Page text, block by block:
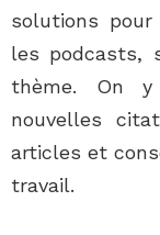
solutions
les podcasts,
thème. On y
nouvelles
articles et
travail.